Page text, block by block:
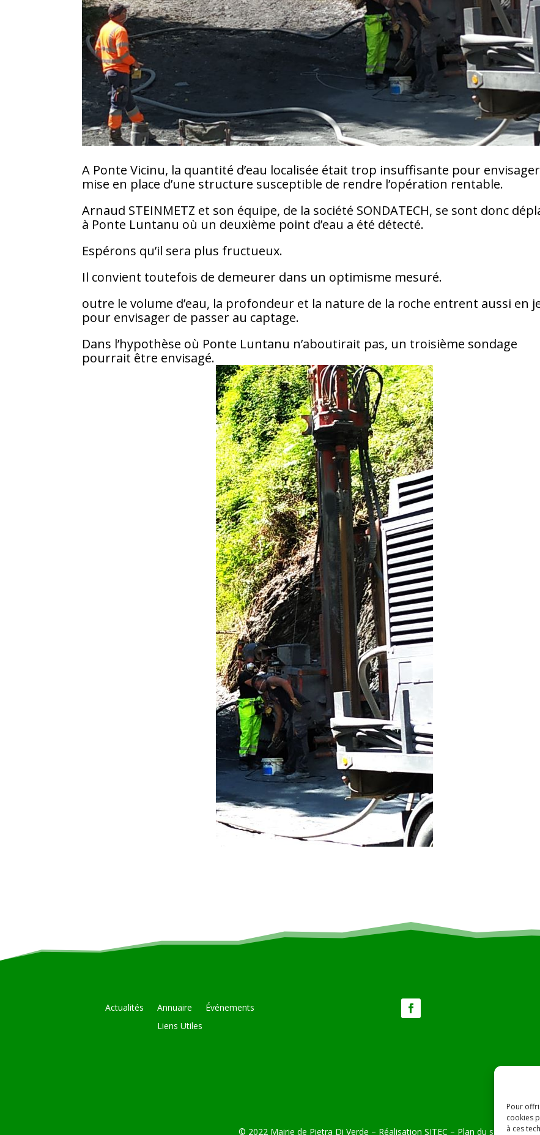
Pour
cookies
à ces
A Ponte Vicinu, la quantité d’eau localisée était trop insuffisante pour
mise en place d’une structure susceptible de rendre l’opération rentable.
Arnaud STEINMETZ et son équipe, de la société SONDATECH, se sont donc
à Ponte Luntanu où un deuxième point d’eau a été détecté.
Espérons qu’il sera plus fructueux.
Il convient toutefois de demeurer dans un optimisme mesuré.
outre le volume d’eau, la profondeur et la nature de la roche entrent aussi en
pour envisager de passer au captage.
Dans l’hypothèse où Ponte Luntanu n’aboutirait pas, un troisième sondage
pourrait être envisagé.
Actualités Annuaire
Événements
Liens Utiles
© 2022 Mairie de Pietra Di Verde – Réalisation SITEC – Plan du site –